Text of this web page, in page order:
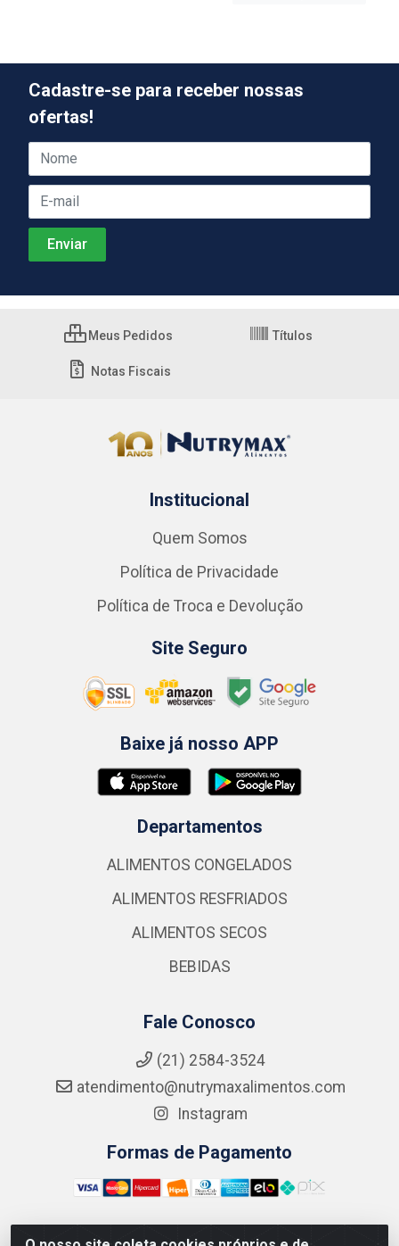
Cadastre-se para receber nossas
ofertas!
Meus Pedidos Títulos
Notas Fiscais
Institucional
Quem Somos
Política de Privacidade
Política de Troca e Devolução
Site Seguro
Baixe já nosso APP
Departamentos
ALIMENTOS CONGELADOS
ALIMENTOS RESFRIADOS
ALIMENTOS SECOS
BEBIDAS
Fale Conosco
(21) 2584-3524
atendimento@nutrymaxalimentos.com
Instagram
Formas de Pagamento